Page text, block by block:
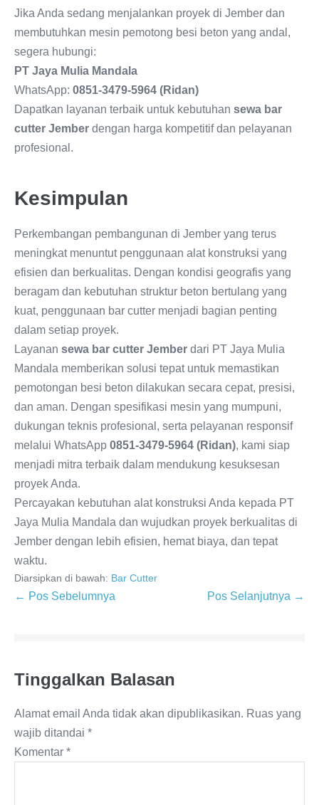
Jika Anda sedang menjalankan proyek di Jember dan
membutuhkan mesin pemotong besi beton yang andal,
segera hubungi:
PT Jaya Mulia Mandala
WhatsApp: 0851-3479-5964 (Ridan)
Dapatkan layanan terbaik untuk kebutuhan sewa bar
cutter Jember dengan harga kompetitif dan pelayanan
profesional.
Kesimpulan
Perkembangan pembangunan di Jember yang terus
meningkat menuntut penggunaan alat konstruksi yang
efisien dan berkualitas. Dengan kondisi geografis yang
beragam dan kebutuhan struktur beton bertulang yang
kuat, penggunaan bar cutter menjadi bagian penting
dalam setiap proyek.
Layanan sewa bar cutter Jember dari PT Jaya Mulia
Mandala memberikan solusi tepat untuk memastikan
pemotongan besi beton dilakukan secara cepat, presisi,
dan aman. Dengan spesifikasi mesin yang mumpuni,
dukungan teknis profesional, serta pelayanan responsif
melalui WhatsApp 0851-3479-5964 (Ridan), kami siap
menjadi mitra terbaik dalam mendukung kesuksesan
proyek Anda.
Percayakan kebutuhan alat konstruksi Anda kepada PT
Jaya Mulia Mandala dan wujudkan proyek berkualitas di
Jember dengan lebih efisien, hemat biaya, dan tepat
waktu.
Diarsipkan di bawah: Bar Cutter
← Pos Sebelumnya Pos Selanjutnya →
Tinggalkan Balasan
Alamat email Anda tidak akan dipublikasikan. Ruas yang
wajib ditandai *
Komentar *